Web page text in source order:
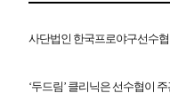
사단법인 한국프로야구선수협
‘두드림’ 클리닉은 선수협이